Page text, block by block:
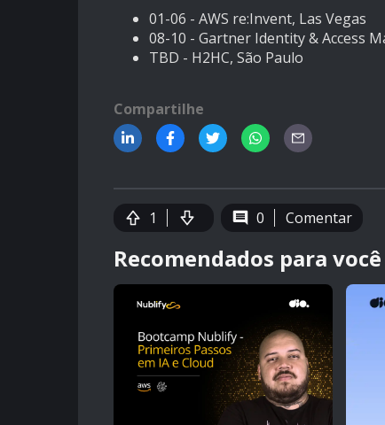
01-06 - AWS re:Invent, Las Vegas
08-10 - Gartner Identity & Access
TBD - H2HC, São Paulo
Compartilhe
1 0 Comentar
Recomendados para você